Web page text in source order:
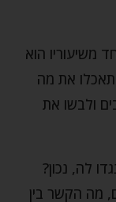
משיעוריו הוא
את מה
ולבשו את
לה, נכון?
מה הקשר בין